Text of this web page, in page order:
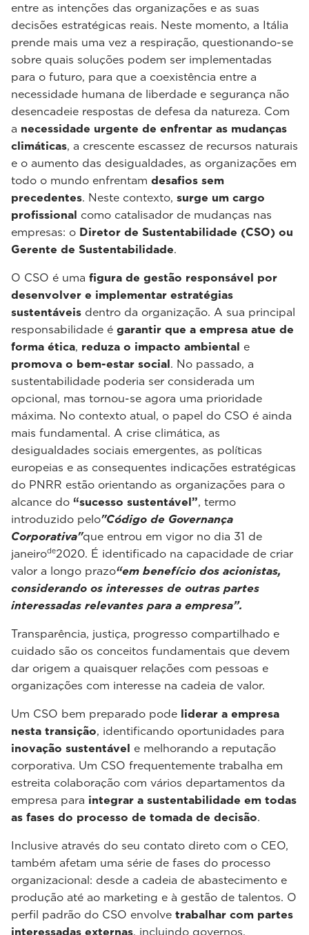
entre as intenções das organizações e as suas
decisões estratégicas reais. Neste momento, a Itália
prende mais uma vez a respiração, questionando-se
sobre quais soluções podem ser implementadas
para o futuro, para que a coexistência entre a
necessidade humana de liberdade e segurança não
desencadeie respostas de defesa da natureza. Com
a necessidade urgente de enfrentar as mudanças
climáticas, a crescente escassez de recursos naturais
e o aumento das desigualdades, as organizações em
todo o mundo enfrentam desafios sem
precedentes. Neste contexto, surge um cargo
profissional como catalisador de mudanças nas
empresas: o Diretor de Sustentabilidade (CSO) ou
Gerente de Sustentabilidade.
O CSO é uma figura de gestão responsável por
desenvolver e implementar estratégias
sustentáveis dentro da organização. A sua principal
responsabilidade é garantir que a empresa atue de
forma ética, reduza o impacto ambiental e
promova o bem-estar social. No passado, a
sustentabilidade poderia ser considerada um
opcional, mas tornou-se agora uma prioridade
máxima. No contexto atual, o papel do CSO é ainda
mais fundamental. A crise climática, as
desigualdades sociais emergentes, as políticas
europeias e as consequentes indicações estratégicas
do PNRR estão orientando as organizações para o
alcance do “sucesso sustentável”, termo
introduzido pelo"Código de Governança
Corporativa"que entrou em vigor no dia 31 de
janeirode2020. É identificado na capacidade de criar
valor a longo prazo“em benefício dos acionistas,
considerando os interesses de outras partes
interessadas relevantes para a empresa”.
Transparência, justiça, progresso compartilhado e
cuidado são os conceitos fundamentais que devem
dar origem a quaisquer relações com pessoas e
organizações com interesse na cadeia de valor.
Um CSO bem preparado pode liderar a empresa
nesta transição, identificando oportunidades para
inovação sustentável e melhorando a reputação
corporativa. Um CSO frequentemente trabalha em
estreita colaboração com vários departamentos da
empresa para integrar a sustentabilidade em todas
as fases do processo de tomada de decisão.
Inclusive através do seu contato direto com o CEO,
também afetam uma série de fases do processo
organizacional: desde a cadeia de abastecimento e
produção até ao marketing e à gestão de talentos. O
perfil padrão do CSO envolve trabalhar com partes
interessadas externas, incluindo governos,